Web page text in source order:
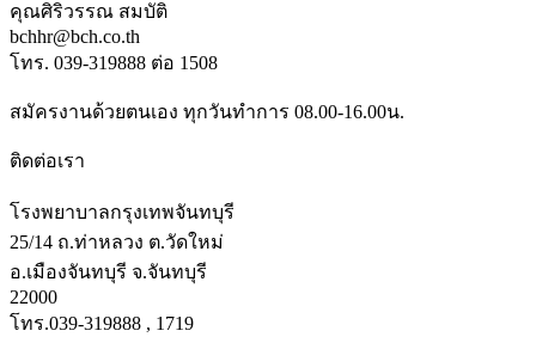
คุณศิริวรรณ สมบัติ
bchhr@bch.co.th
โทร. 039-319888 ต่อ 1508
สมัครงานด้วยตนเอง ทุกวันทำการ 08.00-16.00น.
ติดต่อเรา
โรงพยาบาลกรุงเทพจันทบุรี
25/14 ถ.ท่าหลวง ต.วัดใหม่
อ.เมืองจันทบุรี จ.จันทบุรี
22000
โทร.039-319888 , 1719